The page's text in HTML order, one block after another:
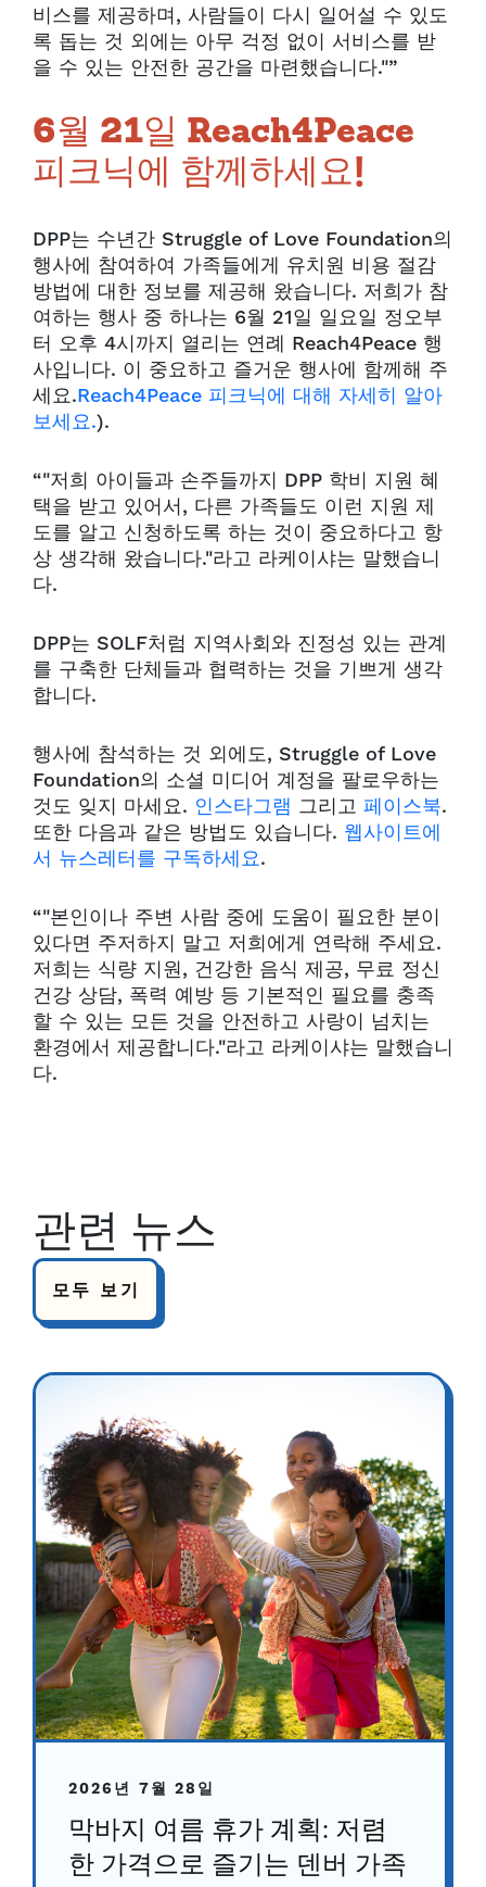
비스를 제공하며, 사람들이 다시 일어설 수 있도
록 돕는 것 외에는 아무 걱정 없이 서비스를 받
을 수 있는 안전한 공간을 마련했습니다."”
6월 21일 Reach4Peace
피크닉에 함께하세요!
DPP는 수년간 Struggle of Love Foundation의
행사에 참여하여 가족들에게 유치원 비용 절감
방법에 대한 정보를 제공해 왔습니다. 저희가 참
여하는 행사 중 하나는 6월 21일 일요일 정오부
터 오후 4시까지 열리는 연례 Reach4Peace 행
사입니다. 이 중요하고 즐거운 행사에 함께해 주
세요.Reach4Peace 피크닉에 대해 자세히 알아
보세요.).
“"저희 아이들과 손주들까지 DPP 학비 지원 혜
택을 받고 있어서, 다른 가족들도 이런 지원 제
도를 알고 신청하도록 하는 것이 중요하다고 항
상 생각해 왔습니다."라고 라케이샤는 말했습니
다.
DPP는 SOLF처럼 지역사회와 진정성 있는 관계
를 구축한 단체들과 협력하는 것을 기쁘게 생각
합니다.
행사에 참석하는 것 외에도, Struggle of Love
Foundation의 소셜 미디어 계정을 팔로우하는
것도 잊지 마세요. 인스타그램 그리고 페이스북.
또한 다음과 같은 방법도 있습니다. 웹사이트에
서 뉴스레터를 구독하세요.
“"본인이나 주변 사람 중에 도움이 필요한 분이
있다면 주저하지 말고 저희에게 연락해 주세요.
저희는 식량 지원, 건강한 음식 제공, 무료 정신
건강 상담, 폭력 예방 등 기본적인 필요를 충족
할 수 있는 모든 것을 안전하고 사랑이 넘치는
환경에서 제공합니다."라고 라케이샤는 말했습니
다.
관련 뉴스
모두 보기
2026년 7월 28일
막바지 여름 휴가 계획: 저렴
한 가격으로 즐기는 덴버 가족